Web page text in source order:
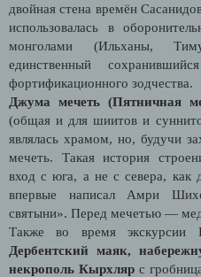
двойная стена времён
использовалась в
монголами (Ильханы,
единственный
фортификационного зодчества.
Джума мечеть (Пятничная
(общая и для шиитов и
являлась храмом, но, будучи
мечеть. Такая история
вход с юга, а не с севера,
впервые написал Амри
святыни». Перед мечетью —
Также во время
Дербентский маяк,
некрополь Кырхляр с